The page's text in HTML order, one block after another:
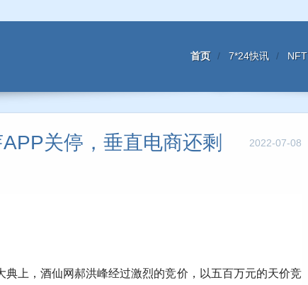
首页 7*24快讯 NFT
2022-07-08
关停，垂直电商还剩
上，酒仙网郝洪峰经过激烈的竞价，以五百万元的天价竞